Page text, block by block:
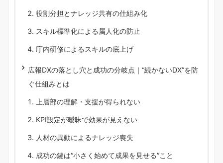
役割分担とナレッジ共有の仕組み化
スキル標準化による属人化の防止
庁内研修によるスキルの底上げ
広報DXの落とし穴と成功の分岐点｜“続かないDX”を防
ぐ仕組みとは
上層部の理解・支援が得られない
KPI設定が曖昧で効果が見えない
人材の異動によるナレッジ喪失
成功の鍵は“小さく始めて成果を見せる”こと